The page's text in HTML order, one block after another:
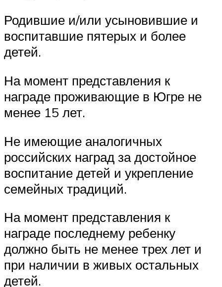
Родившие и/или усыновившие и
воспитавшие пятерых и более
детей.
На момент представления к
награде проживающие в Югре не
менее 15 лет.
Не имеющие аналогичных
российских наград за достойное
воспитание детей и укрепление
семейных традиций.
На момент представления к
награде последнему ребенку
должно быть не менее трех лет и
при наличии в живых остальных
детей.